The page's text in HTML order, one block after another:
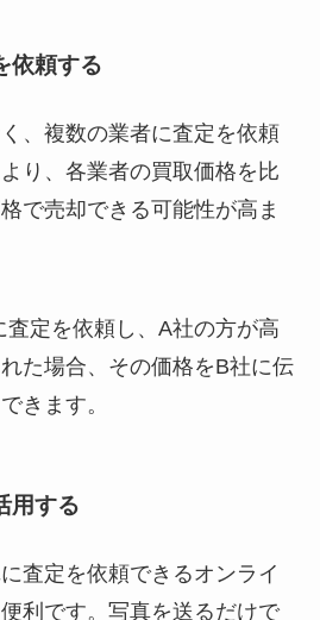
依頼する
、複数の業者に査定を依頼
り、各業者の買取価格を比
で売却できる可能性が高ま
定を依頼し、A社の方が高
た場合、その価格をB社に伝
きます。
用する
査定を依頼できるオンライ
利です。写真を送るだけで